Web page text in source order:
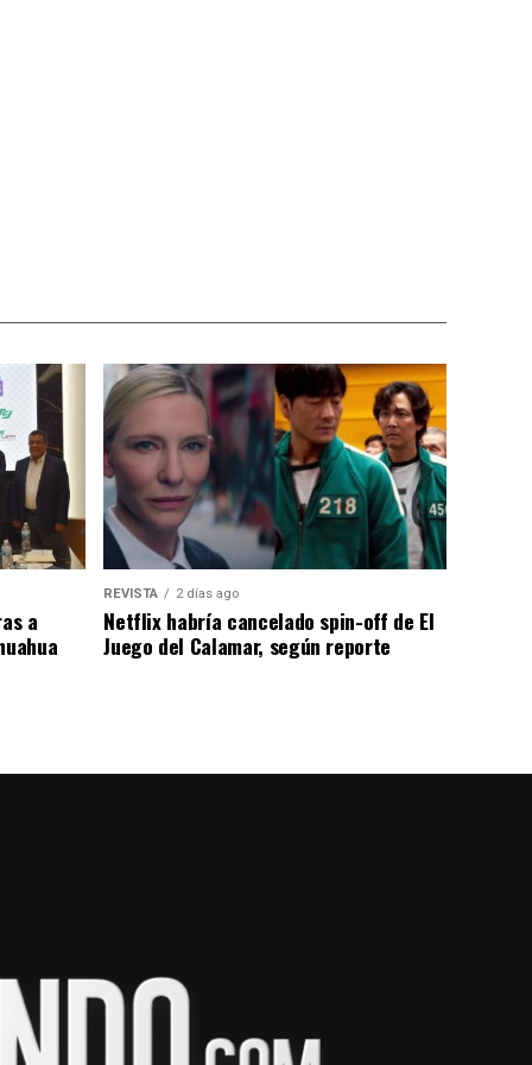
a
REVISTA 2 días ago
Netflix habría cancelado spin-off de El
Juego del Calamar, según reporte